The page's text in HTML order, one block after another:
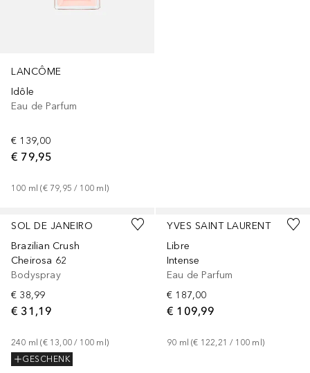
LANCÔME
Idôle
Eau de Parfum
€ 139,00
€ 79,95
100 ml (€ 79,95 / 100 ml)
SOL DE JANEIRO
Brazilian Crush
Cheirosa 62
Bodyspray
€ 38,99
€ 31,19
240 ml (€ 13,00 / 100 ml)
GESCHENK
YVES SAINT LAURENT
Libre
Intense
Eau de Parfum
€ 187,00
€ 109,99
90 ml (€ 122,21 / 100 ml)